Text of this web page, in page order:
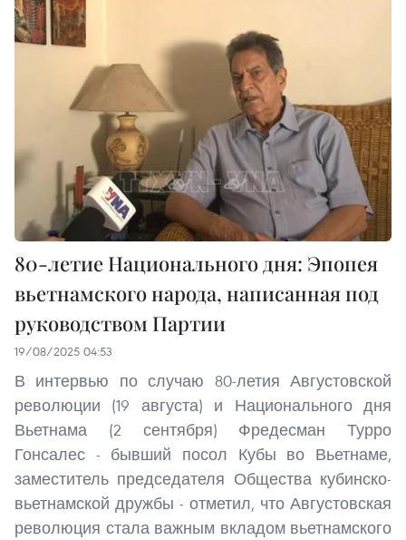
80-летие Национального дня: Эпопея
вьетнамского народа, написанная под
руководством Партии
19/08/2025 04:53
В интервью по случаю 80-летия Августовской
революции (19 августа) и Национального дня
Вьетнама (2 сентября) Фредесман Турро
Гонсалес - бывший посол Кубы во Вьетнаме,
заместитель председателя Общества кубинско-
вьетнамской дружбы - отметил, что Августовская
революция стала важным вкладом вьетнамского